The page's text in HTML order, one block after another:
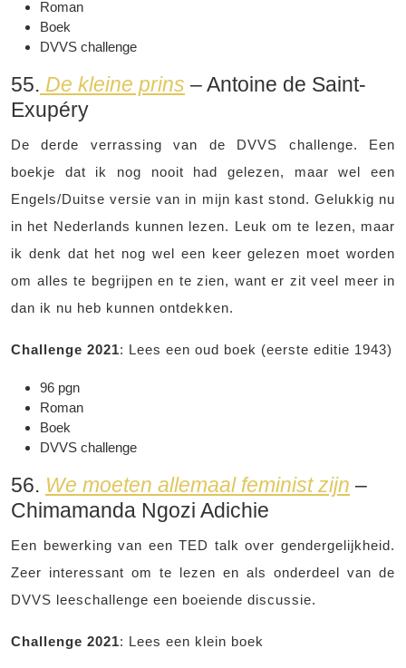
Roman
Boek
DVVS challenge
55. De kleine prins – Antoine de Saint-
Exupéry
De derde verrassing van de DVVS challenge. Een
boekje dat ik nog nooit had gelezen, maar wel een
Engels/Duitse versie van in mijn kast stond. Gelukkig nu
in het Nederlands kunnen lezen. Leuk om te lezen, maar
ik denk dat het nog wel een keer gelezen moet worden
om alles te begrijpen en te zien, want er zit veel meer in
dan ik nu heb kunnen ontdekken.
Challenge 2021: Lees een oud boek (eerste editie 1943)
96 pgn
Roman
Boek
DVVS challenge
56. We moeten allemaal feminist zijn –
Chimamanda Ngozi Adichie
Een bewerking van een TED talk over gendergelijkheid.
Zeer interessant om te lezen en als onderdeel van de
DVVS leeschallenge een boeiende discussie.
Challenge 2021: Lees een klein boek